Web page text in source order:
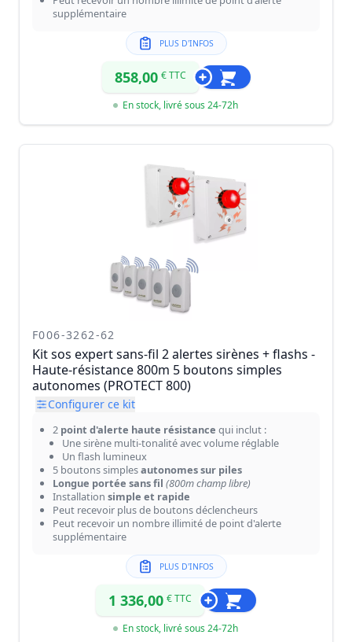
supplémentaire
PLUS D'INFOS
858,00 € TTC
En stock, livré sous 24-72h
F006-3262-62
Kit sos expert sans-fil 2 alertes sirènes + flashs -
Haute-résistance 800m 5 boutons simples
autonomes (PROTECT 800)
Configurer ce kit
2 point d'alerte haute résistance qui inclut :
Une sirène multi-tonalité avec volume réglable
Un flash lumineux
5 boutons simplesautonomes sur piles
Longue portée sans fil (800m champ libre)
Installation simple et rapide
Peut recevoir plus de boutons déclencheurs
Peut recevoir un nombre illimité de point d'alerte
supplémentaire
PLUS D'INFOS
1 336,00 € TTC
En stock, livré sous 24-72h